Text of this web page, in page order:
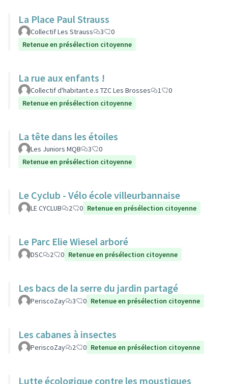
La Place Paul Strauss
Collectif Les Strauss 3
0
Retenue en présélection citoyenne
La rue aux enfants !
Collectif d'habitant.e.s TZC Les Brosses 1
0
Retenue en présélection citoyenne
La tête dans les étoiles
Les Juniors MQB 3
0
Retenue en présélection citoyenne
Le Cyclub - Vélo école villeurbannaise
LE CYCLUB 2 0 Retenue en présélection citoyenne
Le Parc Elie Wiesel arboré
DSC 2 0 Retenue en présélection citoyenne
Les bacs de la serre du jardin partagé
PeriscoZay 3 0 Retenue en présélection citoyenne
Les cabanes à insectes
PeriscoZay 2 0 Retenue en présélection citoyenne
Lutte écologique contre les moustiques